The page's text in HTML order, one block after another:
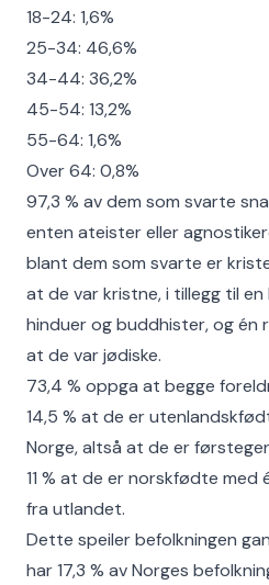
18-24: 1,6%
25-34: 46,6%
34-44: 36,2%
45-54: 13,2%
55-64: 1,6%
Over 64: 0,8%
97,3 % av dem som svarte
enten ateister eller
blant dem som svarte er
at de var kristne, i tillegg til
hinduer og buddhister, og én
at de var jødiske.
73,4 % oppga at begge
14,5 % at de er
Norge, altså at de er
11 % at de er norskfødte med
fra utlandet.
Dette speiler befolkningen
har 17,3 % av Norges